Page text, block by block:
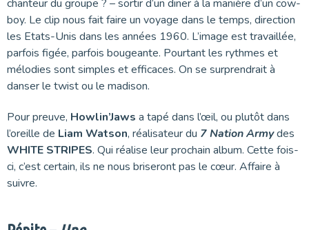
chanteur du groupe ? – sortir d’un diner à la manière d’un cow-
boy. Le clip nous fait faire un voyage dans le temps, direction
les Etats-Unis dans les années 1960. L’image est travaillée,
parfois figée, parfois bougeante. Pourtant les rythmes et
mélodies sont simples et efficaces. On se surprendrait à
danser le twist ou le madison.
Pour preuve, Howlin’Jaws a tapé dans l’œil, ou plutôt dans
l’oreille de Liam Watson, réalisateur du 7 Nation Armydes
WHITE STRIPES. Qui réalise leur prochain album. Cette fois-
ci, c’est certain, ils ne nous briseront pas le cœur. Affaire à
suivre.